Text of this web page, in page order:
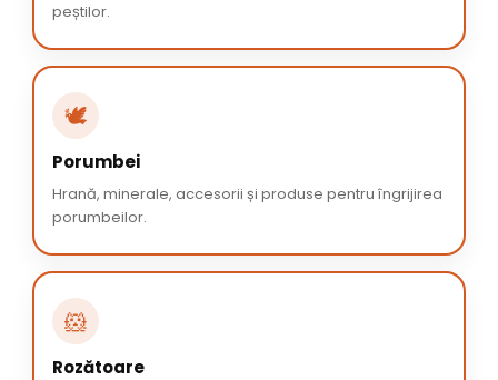
peștilor.
🕊️
Porumbei
Hrană, minerale, accesorii și produse pentru îngrijirea
porumbeilor.
🐹
Rozătoare